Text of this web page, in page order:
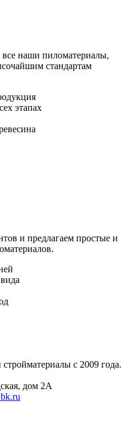
наши пиломатериалы,
стандартам
этапах
и предлагаем простые и
с 2009 года.
дом 2А